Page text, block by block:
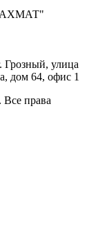
Грозный, улица
дом 64, офис 1
Все права